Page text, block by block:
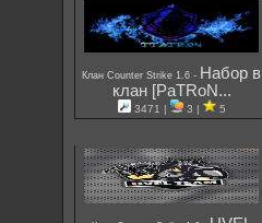
Клан Counter Strike 1.6 - Набор в
клан [PaTRoN...
3471 | 3 | 5